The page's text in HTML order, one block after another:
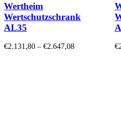
Wertheim
Wertschutzschrank
AL35
€2.131,80 – €2.647,08 €